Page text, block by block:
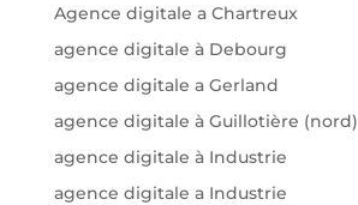
Agence digitale a Chartreux
agence digitale à Debourg
agence digitale a Gerland
agence digitale à Guillotière (nord)
agence digitale à Industrie
agence digitale a Industrie